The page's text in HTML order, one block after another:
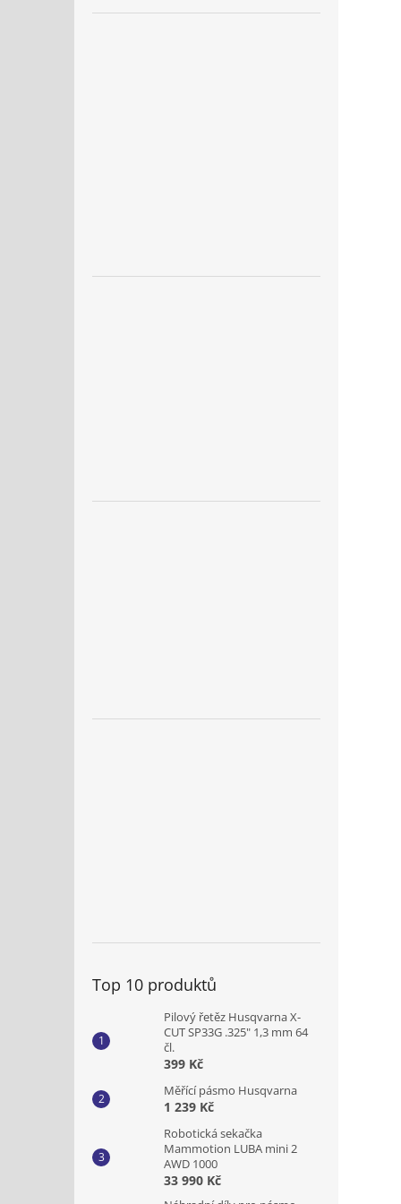
Top 10 produktů
Pilový řetěz Husqvarna X-
CUT SP33G .325" 1,3 mm 64
čl.
399 Kč
Měřící pásmo Husqvarna
1 239 Kč
Robotická sekačka
Mammotion LUBA mini 2
AWD 1000
33 990 Kč